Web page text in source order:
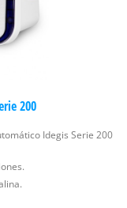
200
Idegis Serie 200